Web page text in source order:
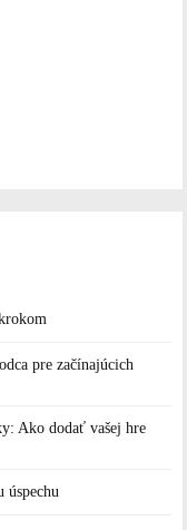
pre začínajúcich
Ako dodať vašej hre
úspechu